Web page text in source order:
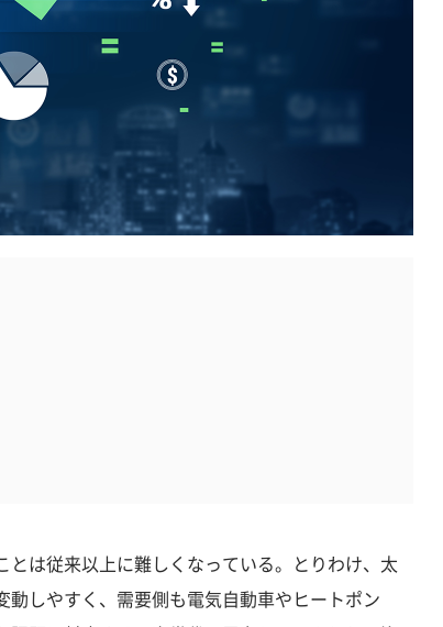
は従来以上に難しくなっている。とりわけ、太
しやすく、需要側も電気自動車やヒートポン